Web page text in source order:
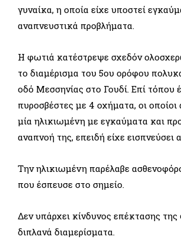
γυναίκα, η οποία είχε υποστεί
αναπνευστικά προβλήματα.
Η φωτιά κατέστρεψε σχεδόν
το διαμέρισμα του 5ου ορόφου
οδό Μεσσηνίας στο Γουδί. Επί τόπου
πυροσβέστες με 4 οχήματα, οι
μία ηλικιωμένη με εγκαύματα και
αναπνοή της, επειδή είχε εισπνεύσει
Την ηλικιωμένη παρέλαβε
που έσπευσε στο σημείο.
Δεν υπάρχει κίνδυνος επέκτασης
διπλανά διαμερίσματα.